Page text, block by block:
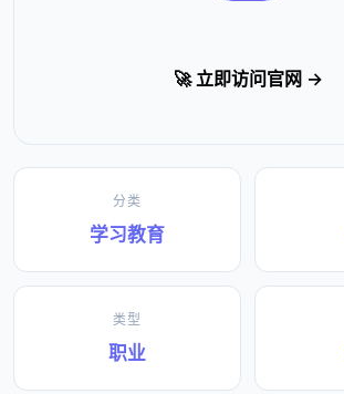
🚀 立即访问官网 →
分类
学习教育
类型
职业